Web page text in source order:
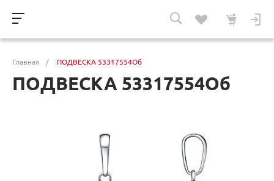
Главная / ПОДВЕСКА 53317554Об
ПОДВЕСКА 53317554Об